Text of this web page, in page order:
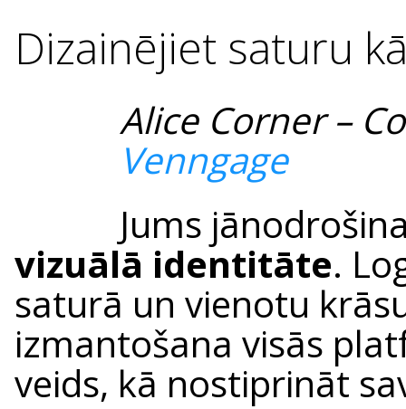
Dizainējiet saturu
Alice Corner –
Venngage
Jums
vizuālā identitāte.
saturā un vienotu
izmantošana visās
veids, kā nostiprināt